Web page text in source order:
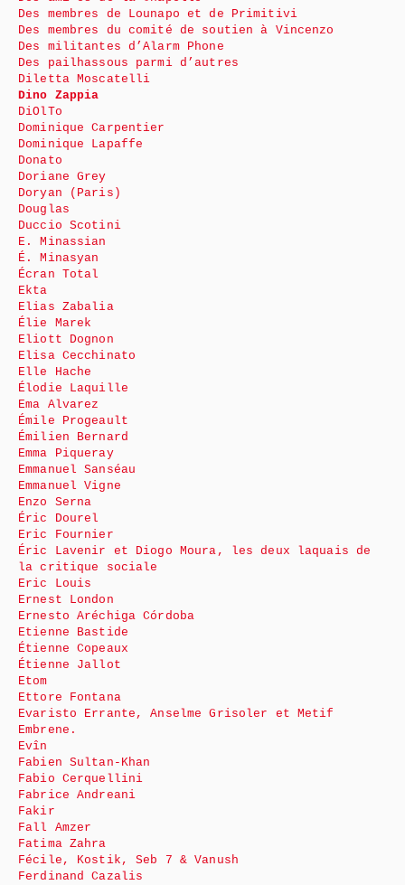
Des membres de Lounapo et de Primitivi
Des membres du comité de soutien à Vincenzo
Des militantes d’Alarm Phone
Des pailhassous parmi d’autres
Diletta Moscatelli
Dino Zappia
DiOlTo
Dominique Carpentier
Dominique Lapaffe
Donato
Doriane Grey
Doryan (Paris)
Douglas
Duccio Scotini
E. Minassian
É. Minasyan
Écran Total
Ekta
Elias Zabalia
Élie Marek
Eliott Dognon
Elisa Cecchinato
Elle Hache
Élodie Laquille
Ema Alvarez
Émile Progeault
Émilien Bernard
Emma Piqueray
Emmanuel Sanséau
Emmanuel Vigne
Enzo Serna
Éric Dourel
Eric Fournier
Éric Lavenir et Diogo Moura, les deux laquais de
la critique sociale
Eric Louis
Ernest London
Ernesto Aréchiga Córdoba
Etienne Bastide
Étienne Copeaux
Étienne Jallot
Etom
Ettore Fontana
Evaristo Errante, Anselme Grisoler et Metif
Embrene.
Evîn
Fabien Sultan-Khan
Fabio Cerquellini
Fabrice Andreani
Fakir
Fall Amzer
Fatima Zahra
Fécile, Kostik, Seb 7 & Vanush
Ferdinand Cazalis